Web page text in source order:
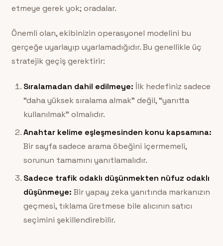
etmeye gerek yok; oradalar.
Önemli olan, ekibinizin operasyonel modelini bu
gerçeğe uyarlayıp uyarlamadığıdır. Bu genellikle üç
stratejik geçiş gerektirir:
Sıralamadan dahil edilmeye: İlk hedefiniz sadece
“daha yüksek sıralama almak” değil, “yanıtta
kullanılmak” olmalıdır.
Anahtar kelime eşleşmesinden konu kapsamına:
Bir sayfa sadece arama öbeğini içermemeli,
sorunun tamamını yanıtlamalıdır.
Sadece trafik odaklı düşünmekten nüfuz odaklı
düşünmeye: Bir yapay zeka yanıtında markanızın
geçmesi, tıklama üretmese bile alıcının satıcı
seçimini şekillendirebilir.